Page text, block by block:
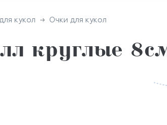
кукол
Очки для кукол
круглые